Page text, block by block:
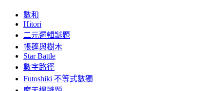
數和
Hitori
二元邏輯謎題
帳篷與樹木
Star Battle
數字路徑
Futoshiki 不等式數獨